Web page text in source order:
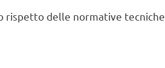
rispetto delle normative tecniche.